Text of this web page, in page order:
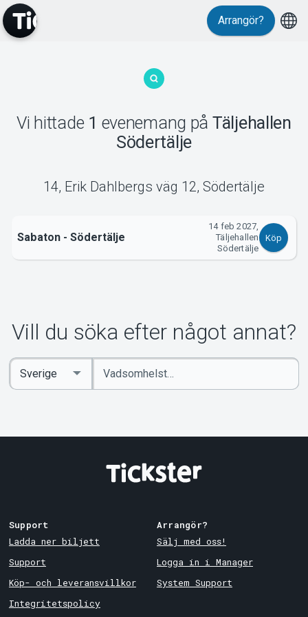
MyTickster
Support
Om Tickster
Arrangör?
Vi hittade 1 evenemang på Täljehallen
Södertälje
14, Erik Dahlbergs väg 12, Södertälje
Sabaton - Södertälje
14 feb 2027,
Täljehallen
Södertälje
Köp
Vill du söka efter något annat?
Ange
sökord
Select
Country
Support
Ladda ner biljett
Support
Köp- och leveransvillkor
Integritetspolicy
Arrangör?
Sälj med oss!
Logga in i Manager
System Support